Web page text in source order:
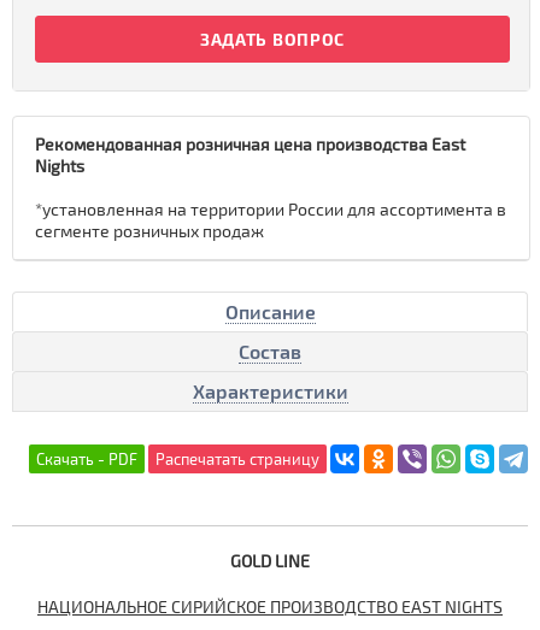
ЗАДАТЬ ВОПРОС
Рекомендованная розничная цена производства East
Nights
*установленная на территории России для ассортимента в
сегменте розничных продаж
Описание
Состав
Характеристики
GOLD LINE
НАЦИОНАЛЬНОЕ СИРИЙСКОЕ ПРОИЗВОДСТВО EAST NIGHTS